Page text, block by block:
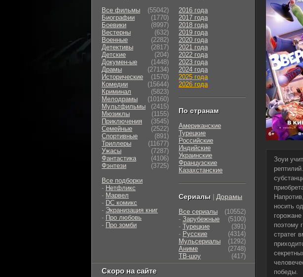
Зоуи
носить
поэтому
стратег
победы.
Все фильмы
(55042)
Биографии
(1770)
Боевики
(8997)
Вестерны
(632)
Военные
(2282)
Детективы
(2817)
Детские
(204)
Докумен-ые
(1448)
Драмы
(27134)
Исторические
(1570)
Комедии
(15644)
Криминал
(5823)
Мелодрамы
(10160)
Мультфильмы
(2415)
Мюзиклы
(1155)
Приключения
(3545)
Семейные
(2522)
Cпортивные
(891)
Триллеры
(11677)
Ужасы
(7287)
Фантастика
(4106)
Фэнтези
(3725)
Все подборки
- Нетфликс
- Марвел
- DC комикс
- Экранизация книг
- Про любовь
- Про зомби
2016 года
2017 года
2018 года
2019 года
2020 года
2021 года
2022 года
2023 года
2024 года
2025 года
2026 года
По странам
Американские
Турецкие
Российские
Индийские
Украинские
Французские
Казахстанские
Сериалы Дорамы
Все сериалы
(10552)
- Зарубежные
(5100)
- Турецкие
(391)
- Русские
(4314)
Мульсериалы
(1292)
Аниме
(2748)
ТВ-шоу
(417)
Скоро на сайте